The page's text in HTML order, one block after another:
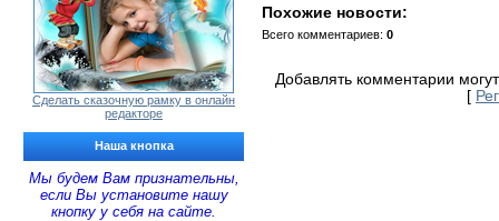
Сделать сказочную рамку в онлайн
редакторе
Наша кнопка
Мы будем Вам признательны,
если Вы установите нашу
кнопку у себя на сайте.
Похожие новости:
Всего комментариев: 0
Добавлять комментарии
[